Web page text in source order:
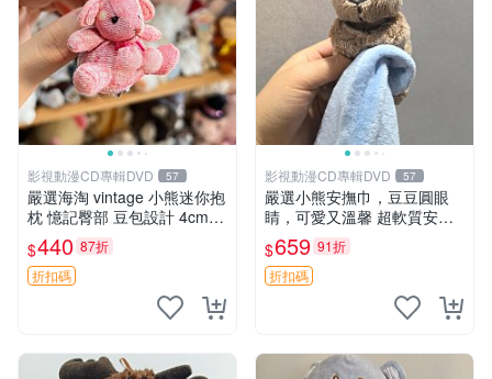
影視動漫CD專輯DVD 57
嚴選海淘 vintage 小熊迷你抱
枕 憶記臀部 豆包設計 4cm
高 推薦收藏 迷你豆包小熊、
高臀部、豆袋抱枕
$440 87折
折扣碼
影視動漫CD專輯DVD 57
嚴選小熊安撫巾，豆豆圓眼
睛，可愛又溫馨 超軟質安撫
巾，豆豆設計，哄睡好幫手
約克豆豆眼安撫巾 數碼豆豆
眼
$659 91折
折扣碼